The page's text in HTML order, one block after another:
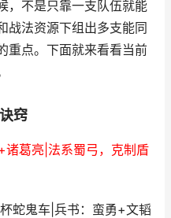
，不是只靠一支队伍就能
战法资源下组出多支能同
重点。下面就来看看当前
窍
诸葛亮|法系蜀弓，克制盾
蛇鬼车|兵书：蛮勇+文韬